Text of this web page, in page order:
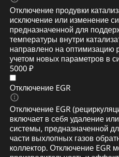
Отключение продувки
исключение или изменение
предназначенной для
температуры внутри
направлено на оптимизацию
учетом новых параметров в
5000 ₽
Отключение EGR
Отключение EGR
включает в себя удаление
системы, предназначенной
части выхлопных газов
коллектор. Отключение EGR